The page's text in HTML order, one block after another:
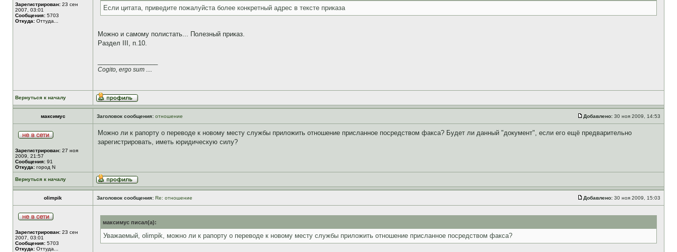
Зарегистрирован: 23 сен
2007, 03:01
Сообщения: 5703
Откуда: Оттуда...
Если цитата, приведите пожалуйста более конкретный адрес в тексте приказа
Можно и самому полистать... Полезный приказ.
Раздел III, п.10.
Cogito, ergo sum ....
Вернуться к началу
максимус Заголовок сообщения: отношение Добавлено: 30 ноя 2009, 14:53
Зарегистрирован: 27 ноя
2009, 21:57
Сообщения: 91
Откуда: город N
Можно ли к рапорту о переводе к новому месту службы приложить отношение присланное посредством факса? Будет ли данный "документ", если его ещё предварительно
зарегистрировать, иметь юридическую силу?
Вернуться к началу
olimpik Заголовок сообщения: Re: отношение Добавлено: 30 ноя 2009, 15:03
Зарегистрирован: 23 сен
2007, 03:01
Сообщения: 5703
Откуда: Оттуда...
максимус писал(а):
Уважаемый, olimpik, можно ли к рапорту о переводе к новому месту службы приложить отношение присланное посредством факса?